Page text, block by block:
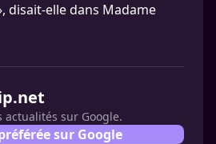
disait-elle dans Madame
actualités sur Google.
sur Google